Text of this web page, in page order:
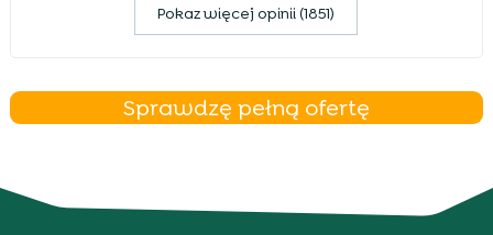
Pokaz więcej opinii (1851)
Sprawdzę pełną ofertę